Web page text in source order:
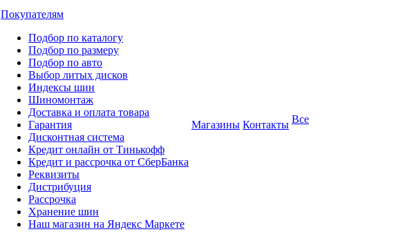
Покупателям
Подбор по каталогу
Подбор по размеру
Подбор по авто
Выбор литых дисков
Индексы шин
Шиномонтаж
Доставка и оплата товара
Гарантия
Дисконтная система
Кредит онлайн от Тинькофф
Кредит и рассрочка от СберБанка
Реквизиты
Дистрибуция
Рассрочка
Хранение шин
Наш магазин на Яндекс Маркете
Магазины Контакты Все